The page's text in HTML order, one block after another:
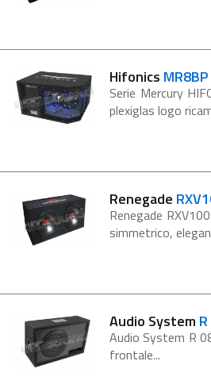
Hifonics MR8BP
Serie Mercury
plexiglas logo
Renegade
Renegade
simmetrico,
Audio System
Audio System R
frontale...